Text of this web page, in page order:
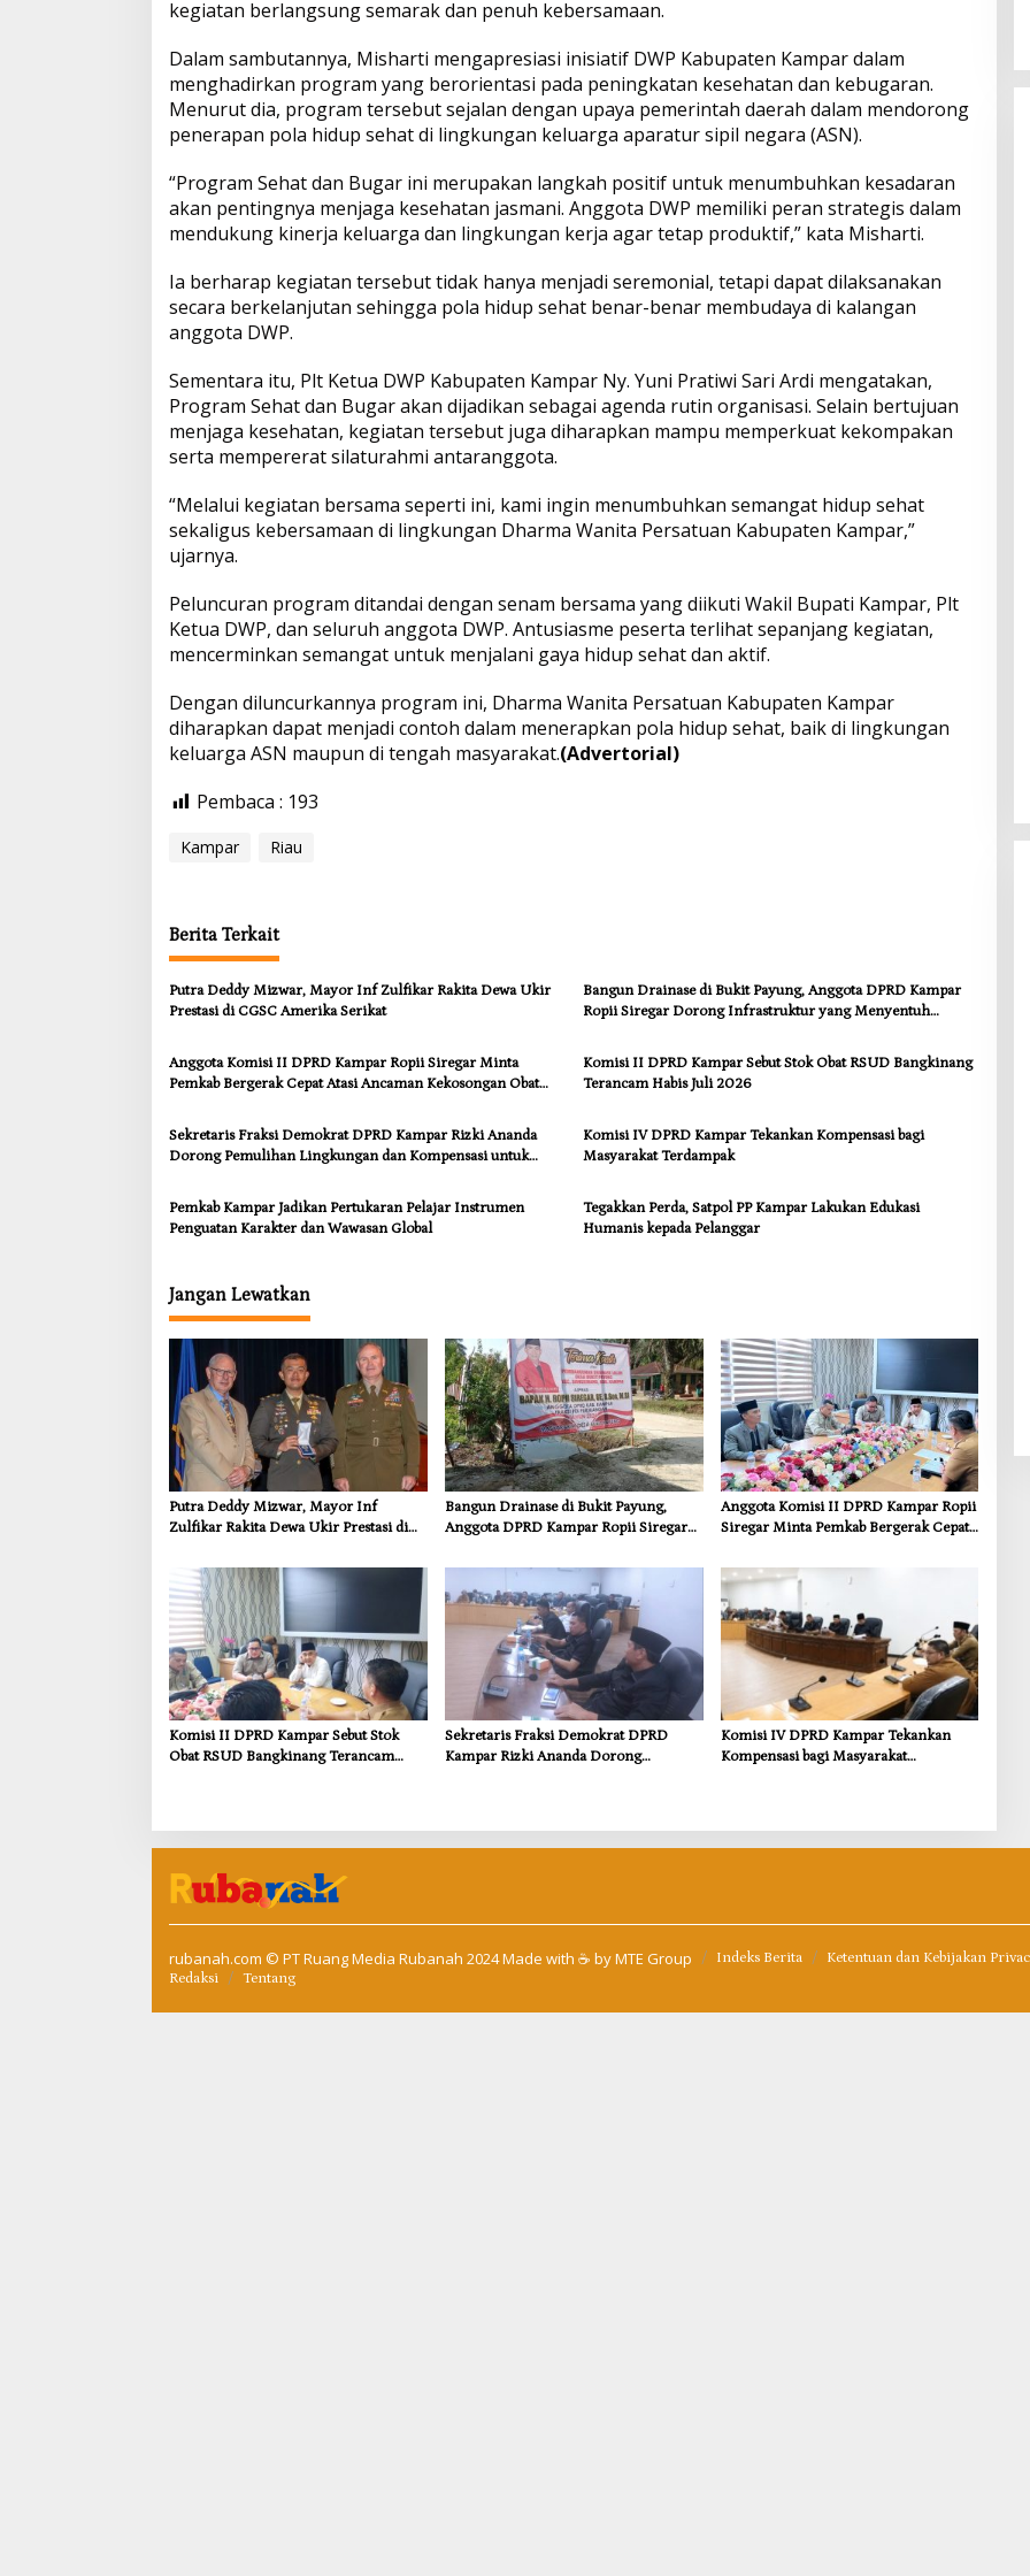
e
r
s
a
m
n
A
p
p
o
o
k
n
k
kegiatan berlangsung semarak dan penuh kebersamaan.
Dalam sambutannya, Misharti mengapresiasi inisiatif DWP Kabupaten Kampar dalam
menghadirkan program yang berorientasi pada peningkatan kesehatan dan kebugaran.
Menurut dia, program tersebut sejalan dengan upaya pemerintah daerah dalam mendorong
penerapan pola hidup sehat di lingkungan keluarga aparatur sipil negara (ASN).
“Program Sehat dan Bugar ini merupakan langkah positif untuk menumbuhkan kesadaran
akan pentingnya menjaga kesehatan jasmani. Anggota DWP memiliki peran strategis dalam
mendukung kinerja keluarga dan lingkungan kerja agar tetap produktif,” kata Misharti.
Ia berharap kegiatan tersebut tidak hanya menjadi seremonial, tetapi dapat dilaksanakan
secara berkelanjutan sehingga pola hidup sehat benar-benar membudaya di kalangan
anggota DWP.
Sementara itu, Plt Ketua DWP Kabupaten Kampar Ny. Yuni Pratiwi Sari Ardi mengatakan,
Program Sehat dan Bugar akan dijadikan sebagai agenda rutin organisasi. Selain bertujuan
menjaga kesehatan, kegiatan tersebut juga diharapkan mampu memperkuat kekompakan
serta mempererat silaturahmi antaranggota.
“Melalui kegiatan bersama seperti ini, kami ingin menumbuhkan semangat hidup sehat
sekaligus kebersamaan di lingkungan Dharma Wanita Persatuan Kabupaten Kampar,”
ujarnya.
Peluncuran program ditandai dengan senam bersama yang diikuti Wakil Bupati Kampar, Plt
Ketua DWP, dan seluruh anggota DWP. Antusiasme peserta terlihat sepanjang kegiatan,
mencerminkan semangat untuk menjalani gaya hidup sehat dan aktif.
Dengan diluncurkannya program ini, Dharma Wanita Persatuan Kabupaten Kampar
diharapkan dapat menjadi contoh dalam menerapkan pola hidup sehat, baik di lingkungan
keluarga ASN maupun di tengah masyarakat.(Advertorial)
Pembaca : 193
Kampar Riau
Berita Terkait
Putra Deddy Mizwar, Mayor Inf Zulfikar Rakita Dewa Ukir
Prestasi di CGSC Amerika Serikat
Bangun Drainase di Bukit Payung, Anggota DPRD Kampar
Ropii Siregar Dorong Infrastruktur yang Menyentuh
Anggota Komisi II DPRD Kampar Ropii Siregar Minta
Pemkab Bergerak Cepat Atasi Ancaman Kekosongan Obat
Komisi II DPRD Kampar Sebut Stok Obat RSUD Bangkinang
Terancam Habis Juli 2026
Sekretaris Fraksi Demokrat DPRD Kampar Rizki Ananda
Dorong Pemulihan Lingkungan dan Kompensasi untuk
Komisi IV DPRD Kampar Tekankan Kompensasi bagi
Masyarakat Terdampak
Pemkab Kampar Jadikan Pertukaran Pelajar Instrumen
Penguatan Karakter dan Wawasan Global
Tegakkan Perda, Satpol PP Kampar Lakukan Edukasi
Humanis kepada Pelanggar
Jangan Lewatkan
Putra Deddy Mizwar, Mayor Inf
Zulfikar Rakita Dewa Ukir Prestasi di
Bangun Drainase di Bukit Payung,
Anggota DPRD Kampar Ropii Siregar
Kebutuhan Dasar
Anggota Komisi II DPRD Kampar Ropii
Siregar Minta Pemkab Bergerak Cepat
Wujudkan Kampar Dihati
Komisi II DPRD Kampar Sebut Stok
Obat RSUD Bangkinang Terancam
Sekretaris Fraksi Demokrat DPRD
Kampar Rizki Ananda Dorong
Komisi IV DPRD Kampar Tekankan
Kompensasi bagi Masyarakat
rubanah.com © PT Ruang Media Rubanah 2024 Made with ☕ byMTE Group Indeks Berita Ketentuan dan Kebijakan
Redaksi
Tentang